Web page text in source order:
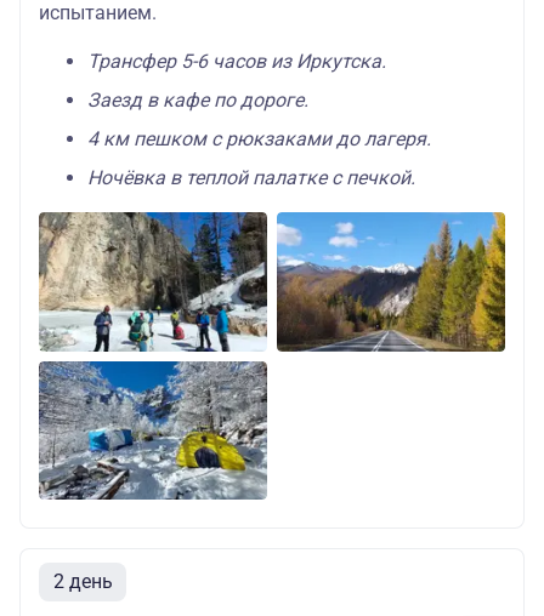
испытанием.
Трансфер 5-6 часов из Иркутска.
Заезд в кафе по дороге.
4 км пешком с рюкзаками до лагеря.
Ночёвка в теплой палатке с печкой.
2 день